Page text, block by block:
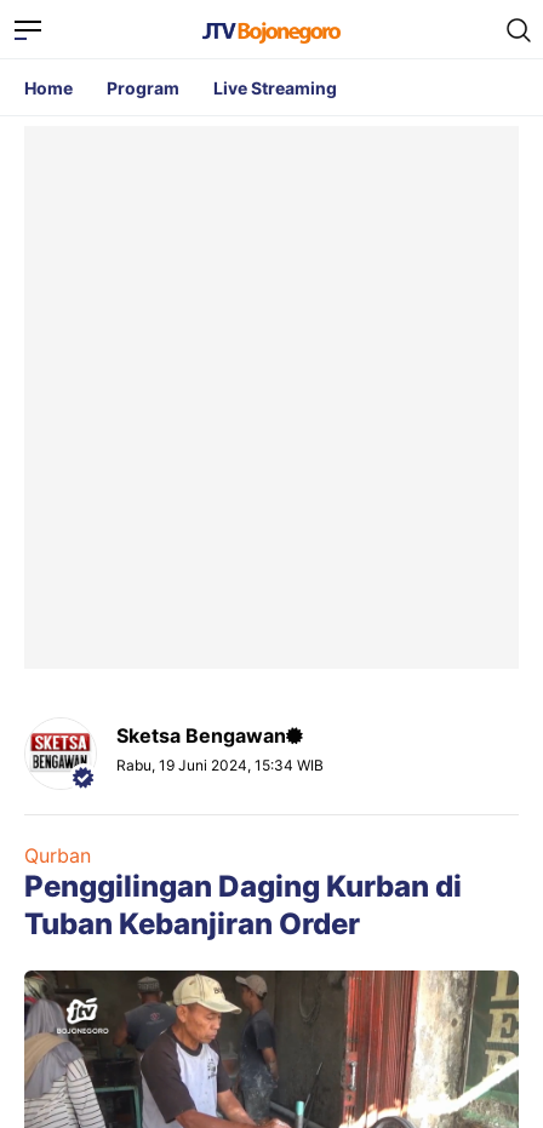
Home Program Live Streaming
Sketsa Bengawan
Rabu, 19 Juni 2024, 15:34 WIB
Qurban
Penggilingan Daging Kurban di
Tuban Kebanjiran Order